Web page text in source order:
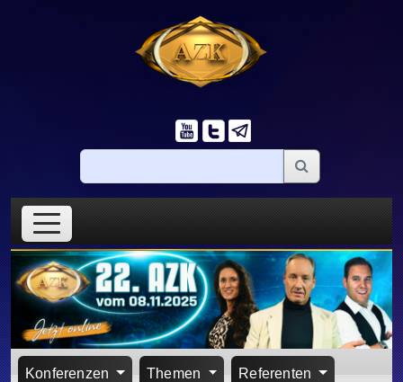
Konferenzen Themen Referenten